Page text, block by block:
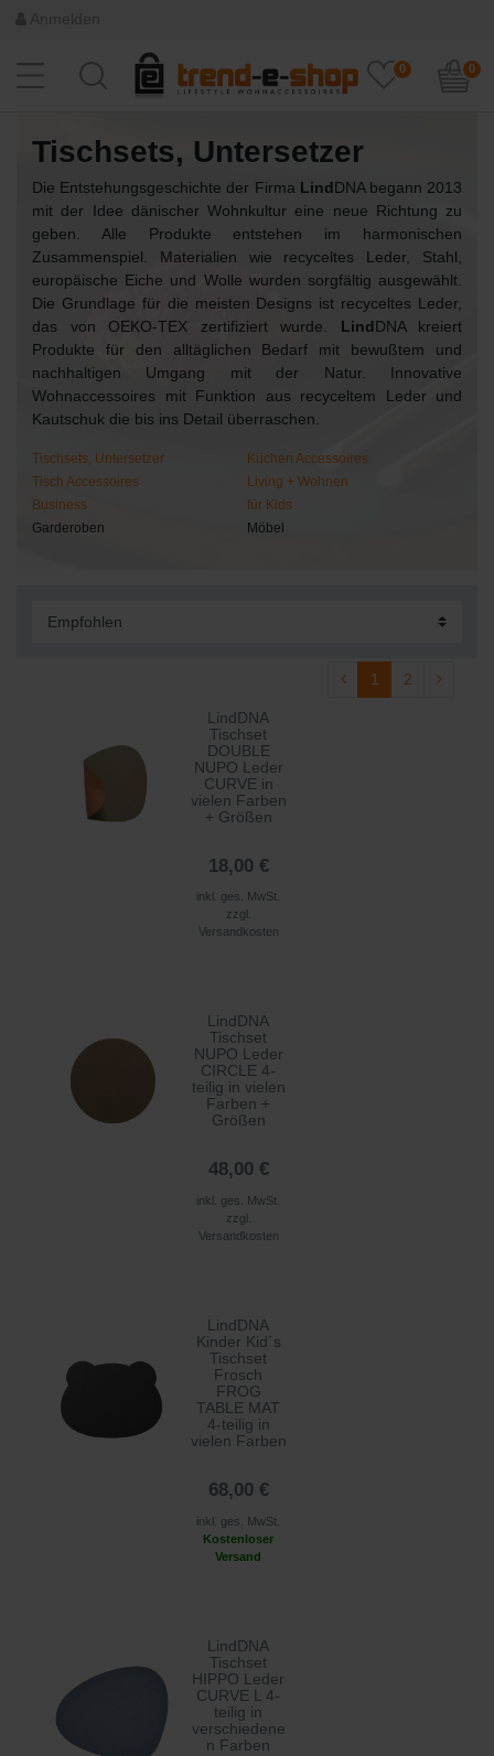
0 0
Tischsets, Untersetzer
Die Entstehungsgeschichte der Firma LindDNA begann 2013
mit der Idee dänischer Wohnkultur eine neue Richtung zu
geben. Alle Produkte entstehen im harmonischen
Zusammenspiel. Materialien wie recyceltes Leder, Stahl,
europäische Eiche und Wolle wurden sorgfältig ausgewählt.
Die Grundlage für die meisten Designs ist recyceltes Leder,
das von OEKO-TEX zertifiziert wurde. LindDNA kreiert
Produkte für den alltäglichen Bedarf mit bewußtem und
nachhaltigen Umgang mit der Natur. Innovative
Wohnaccessoires mit Funktion aus recyceltem Leder und
Kautschuk die bis ins Detail überraschen.
Tischsets, Untersetzer
Küchen Accessoires
Tisch Accessoires
Living + Wohnen
Business
für Kids
Garderoben
Möbel
1 2
LindDNA
Tischset
DOUBLE
NUPO Leder
CURVE in
vielen Farben
+ Größen
18,00 €
inkl. ges. MwSt.
zzgl.
Versandkosten
LindDNA
Tischset
NUPO Leder
CIRCLE 4-
teilig in vielen
Farben +
Größen
48,00 €
inkl. ges. MwSt.
zzgl.
Versandkosten
LindDNA
Kinder Kid´s
Tischset
Frosch
FROG
TABLE MAT
4-teilig in
vielen Farben
68,00 €
inkl. ges. MwSt.
Kostenloser
Versand
LindDNA
Tischset
HIPPO Leder
CURVE L 4-
teilig in
verschiedene
n Farben